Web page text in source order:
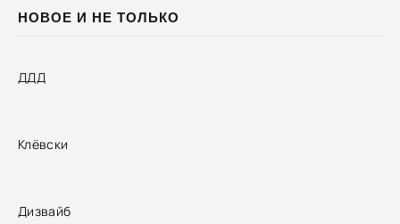
НОВОЕ И НЕ ТОЛЬКО
ДДД
Клёвски
Дизвайб